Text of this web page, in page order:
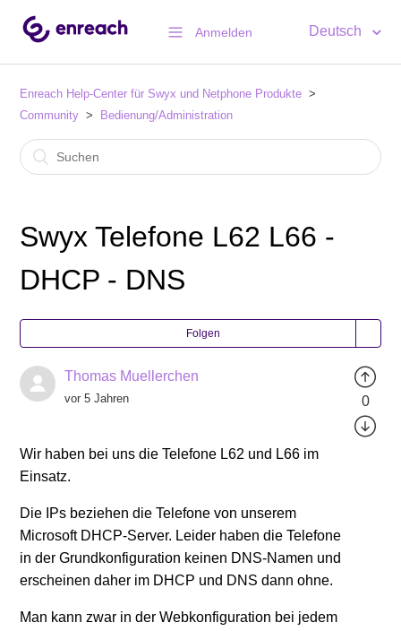
Anmelden Deutsch
Enreach Help-Center für Swyx und Netphone Produkte
Community
Bedienung/Administration
Swyx Telefone L62 L66 -
DHCP - DNS
Folgen
Thomas Muellerchen
vor 5 Jahren
Wir haben bei uns die Telefone L62 und L66 im
Einsatz.
Die IPs beziehen die Telefone von unserem
Microsoft DHCP-Server. Leider haben die Telefone
in der Grundkonfiguration keinen DNS-Namen und
erscheinen daher im DHCP und DNS dann ohne.
Man kann zwar in der Webkonfiguration bei jedem
0